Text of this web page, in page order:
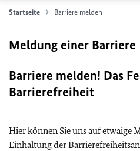
Startseite Barriere melden
Meldung einer Barriere
Barriere melden! Das
Barrierefreiheit
Hier können Sie uns auf etwaige
Einhaltung der